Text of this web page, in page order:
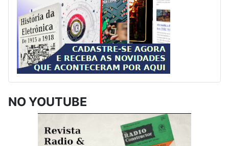
NO YOUTUBE